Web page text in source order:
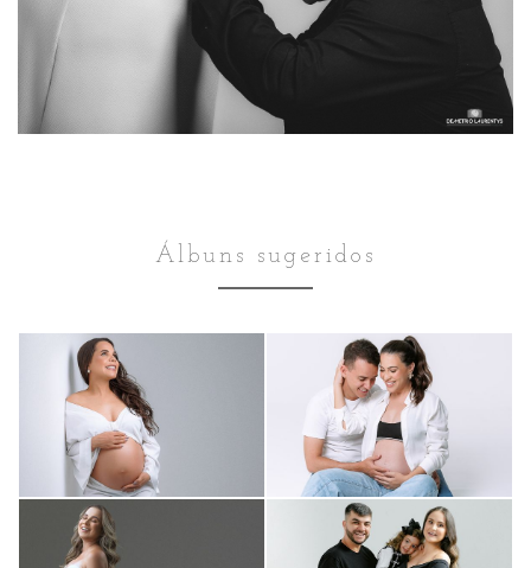
Álbuns sugeridos
Gestante
À ESPERA DE
LARA
67
Gestante
À ESPERA DE
ANNE
75
0
Gestante
À ESPERA DE
Gestante
À ESPERA DE